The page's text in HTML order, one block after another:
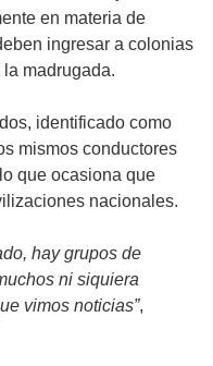
en materia de
ingresar a colonias
madrugada.
identificado como
mismos conductores
que ocasiona que
nacionales.
hay grupos de
ni siquiera
vimos noticias”,